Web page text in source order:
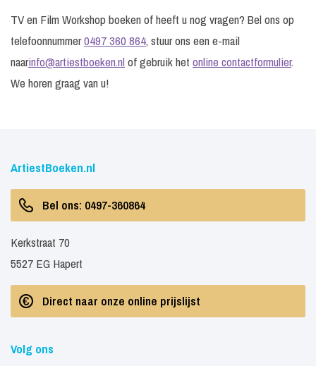
TV en Film Workshop boeken of heeft u nog vragen? Bel ons op
telefoonnummer0497 360 864, stuur ons een e-mail
naarinfo@artiestboeken.nlof gebruik het online contactformulier.
We horen graag van u!
ArtiestBoeken.nl
Bel ons: 0497-360864
Kerkstraat 70
5527 EG Hapert
Direct naar onze online prijslijst
Volg ons